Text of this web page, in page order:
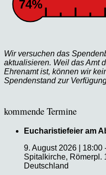
74%
Wir versuchen das
aktualisieren. Weil das Amt
Ehrenamt ist, können wir
Spendenstand zur
kommende Termine
Eucharistiefeier am
9. August 2026
18:00
Spitalkirche, Römerpl.
Deutschland